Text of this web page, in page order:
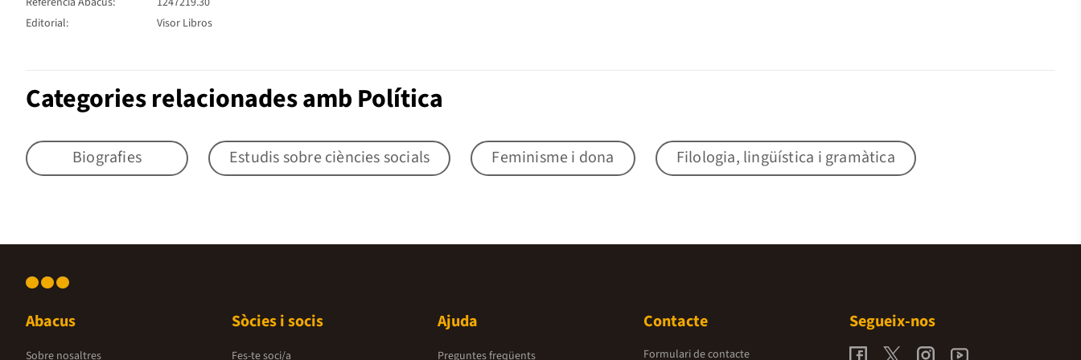
Editorial:
Visor Libros
Categories relacionades amb Política
Biografies Estudis sobre ciències socials Feminisme i dona Filologia, lingüística i gramàtica
Abacus
Sobre nosaltres
Sòcies i socis
Fes-te soci/a
Ajuda
Preguntes freqüents
Contacte
Formulari de contacte
Segueix-nos